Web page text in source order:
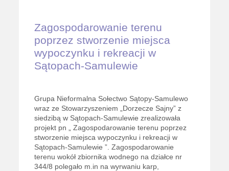
Zagospodarowanie terenu
poprzez stworzenie miejsca
wypoczynku i rekreacji w
Sątopach-Samulewie
Grupa Nieformalna Sołectwo Sątopy-Samulewo
wraz ze Stowarzyszeniem „Dorzecze Sajny” z
siedzibą w Sątopach-Samulewie zrealizowała
projekt pn „ Zagospodarowanie terenu poprzez
stworzenie miejsca wypoczynku i rekreacji w
Sątopach-Samulewie ”. Zagospodarowanie
terenu wokół zbiornika wodnego na działce nr
344/8 polegało m.in na wyrwaniu karp,